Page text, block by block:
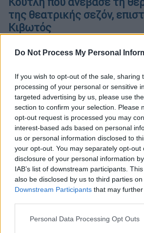
Do Not Process My Personal
If you wish to opt-out of the sale, sharing
processing of your personal or sensitive
targeted advertising by us, please use
section to confirm your selection. Please
opt-out request is processed you may
interest-based ads based on personal
us or personal information disclosed to
your opt-out. You may separately opt-out
disclosure of your personal information
IAB’s list of downstream participants.
also be disclosed by us to third parties on
Downstream Participants that may
Please note that this website/app uses
Personal Data Processing Opt Outs
της θεατρικής σεζόν,
Κιβωτός
Από τις 14 Οκτωβρίου το
ξεκινά